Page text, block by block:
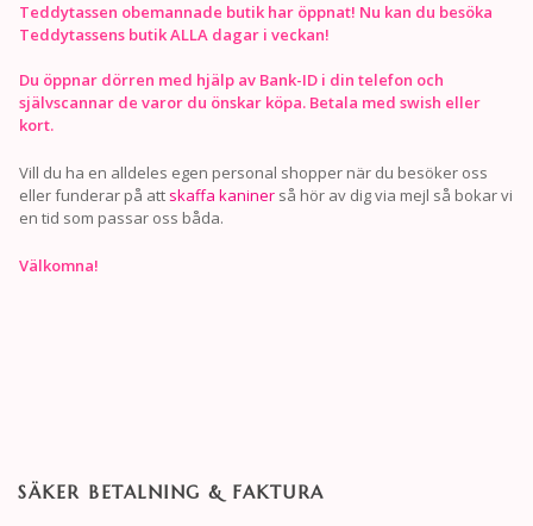
Teddytassen obemannade butik har öppnat! Nu kan du besöka
Teddytassens butik ALLA dagar i veckan!
Du öppnar dörren med hjälp av Bank-ID i din telefon och
självscannar de varor du önskar köpa. Betala med swish eller
kort.
Vill du ha en alldeles egen personal shopper när du besöker oss
eller funderar på att skaffa kaniner så hör av dig via mejl så bokar vi
en tid som passar oss båda.
Välkomna!
SÄKER BETALNING & FAKTURA